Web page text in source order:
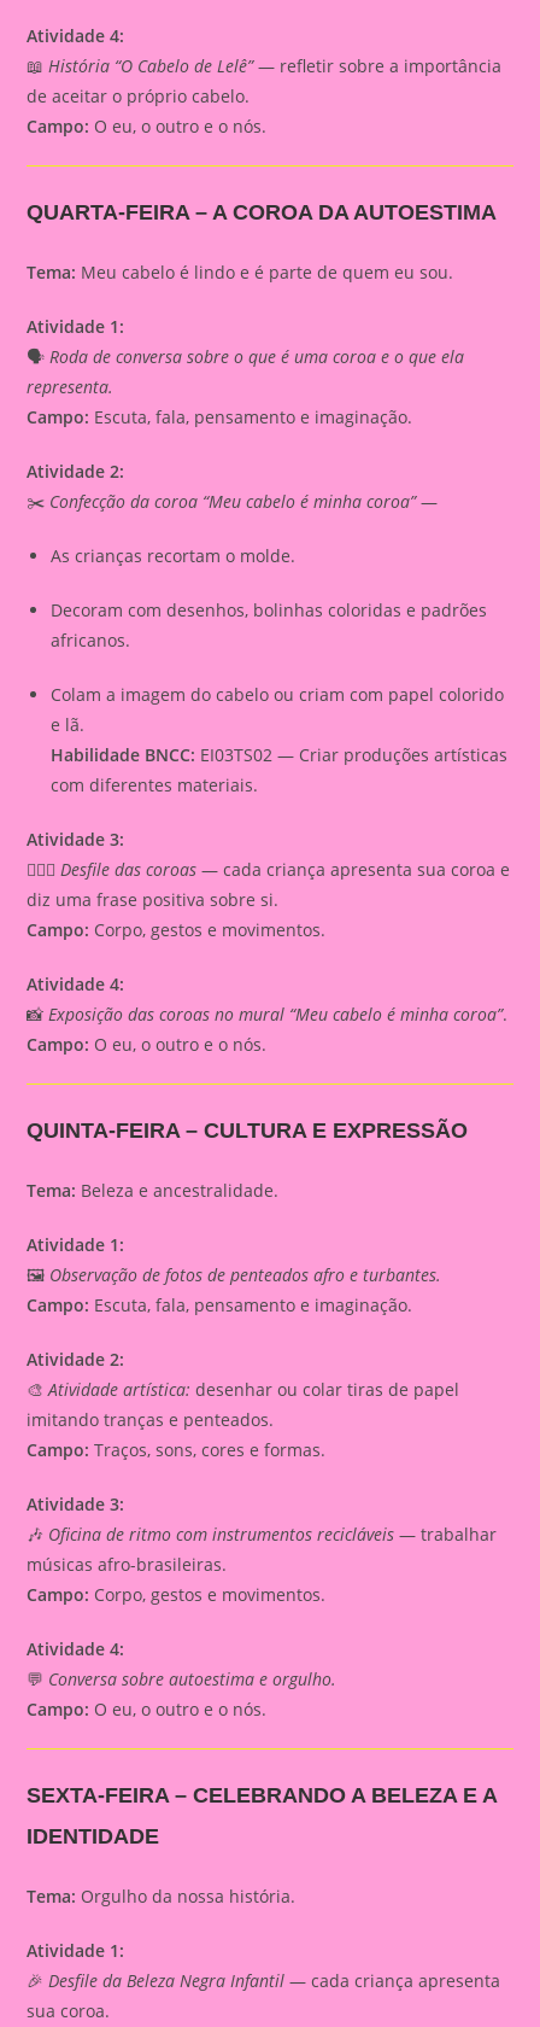
Atividade 4:
📖História “O Cabelo de Lelê”— refletir sobre a importância
de aceitar o próprio cabelo.
Campo: O eu, o outro e o nós.
QUARTA-FEIRA – A COROA DA AUTOESTIMA
Tema: Meu cabelo é lindo e é parte de quem eu sou.
Atividade 1:
🗣️Roda de conversa sobre o que é uma coroa e o que ela
representa.
Campo: Escuta, fala, pensamento e imaginação.
Atividade 2:
✂️ Confecção da coroa “Meu cabelo é minha coroa”—
As crianças recortam o molde.
Decoram com desenhos, bolinhas coloridas e padrões
africanos.
Colam a imagem do cabelo ou criam com papel colorido
e lã.
Habilidade BNCC: EI03TS02 — Criar produções artísticas
com diferentes materiais.
Atividade 3:
💁🏾‍♀️Desfile das coroas — cada criança apresenta sua coroa e
diz uma frase positiva sobre si.
Campo: Corpo, gestos e movimentos.
Atividade 4:
📸Exposição das coroas no mural “Meu cabelo é minha coroa”.
Campo: O eu, o outro e o nós.
QUINTA-FEIRA – CULTURA E EXPRESSÃO
Tema: Beleza e ancestralidade.
Atividade 1:
🖼️ Observação de fotos de penteados afro e turbantes.
Campo: Escuta, fala, pensamento e imaginação.
Atividade 2:
🎨Atividade artística: desenhar ou colar tiras de papel
imitando tranças e penteados.
Campo: Traços, sons, cores e formas.
Atividade 3:
🎶 Oficina de ritmo com instrumentos recicláveis — trabalhar
músicas afro-brasileiras.
Campo: Corpo, gestos e movimentos.
Atividade 4:
💬 Conversa sobre autoestima e orgulho.
Campo: O eu, o outro e o nós.
SEXTA-FEIRA – CELEBRANDO A BELEZA E A
IDENTIDADE
Tema: Orgulho da nossa história.
Atividade 1:
🎉Desfile da Beleza Negra Infantil — cada criança apresenta
sua coroa.